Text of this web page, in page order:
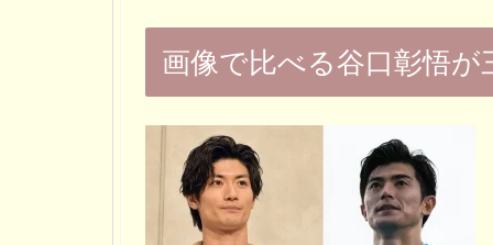
画像で比べる谷口彰悟